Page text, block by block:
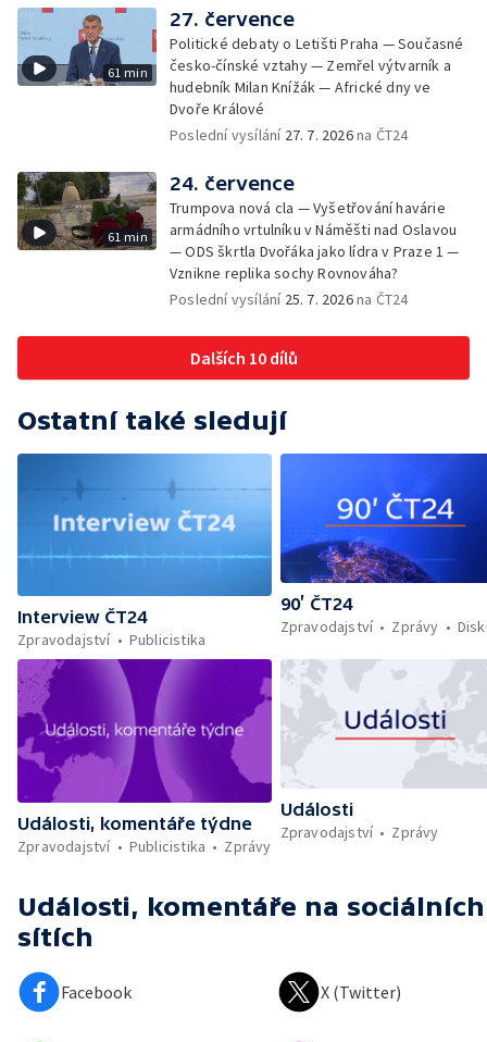
61 min
27. července
Politické debaty o Letišti Praha — Současné
česko-čínské vztahy — Zemřel výtvarník a
hudebník Milan Knížák — Africké dny ve
Dvoře Králové
Poslední vysílání 27. 7. 2026na ČT24
61 min
24. července
Trumpova nová cla — Vyšetřování havárie
armádního vrtulníku v Náměšti nad Oslavou
— ODS škrtla Dvořáka jako lídra v Praze 1 —
Vznikne replika sochy Rovnováha?
Poslední vysílání 25. 7. 2026na ČT24
Dalších 10 dílů
Ostatní také sledují
Interview ČT24
Zpravodajství
Publicistika
90’ ČT24
Zpravodajství
Zprávy
Události, komentáře týdne
Zpravodajství
Publicistika Zprávy
Události
Zpravodajství
Zprávy
Události, komentáře na sociálních
sítích
Facebook X (Twitter)